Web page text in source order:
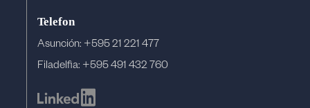
Telefon
Asunción: +595 21 221 477
Filadelfia: +595 491 432 760